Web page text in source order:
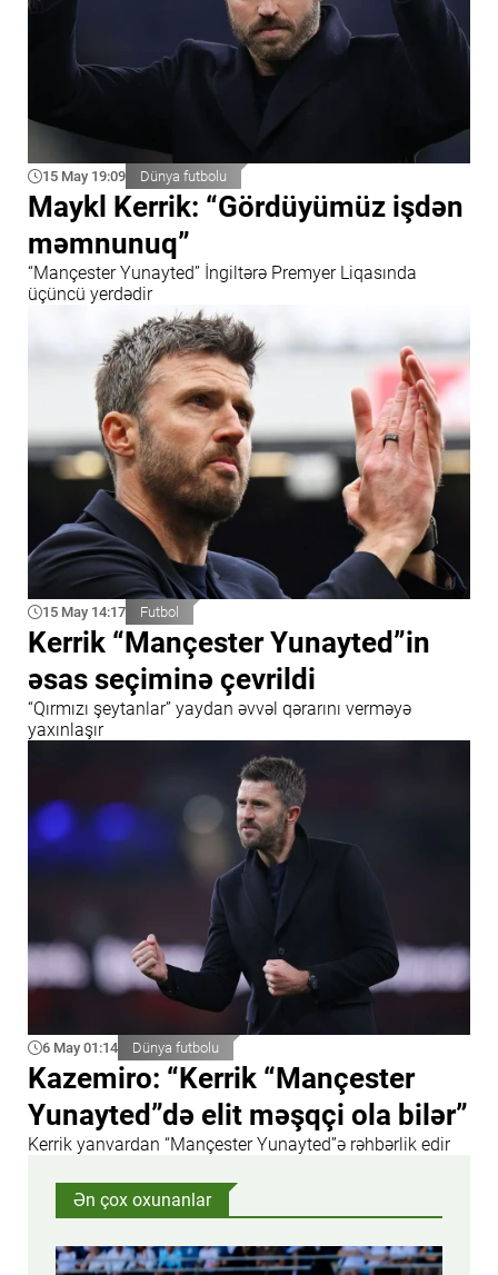
15 May 19:09 Dünya futbolu
Maykl Kerrik: “Gördüyümüz işdən
məmnunuq”
“Mançester Yunayted” İngiltərə Premyer Liqasında
üçüncü yerdədir
15 May 14:17 Futbol
Kerrik “Mançester Yunayted”in
əsas seçiminə çevrildi
“Qırmızı şeytanlar” yaydan əvvəl qərarını verməyə
yaxınlaşır
6 May 01:14 Dünya futbolu
Kazemiro: “Kerrik “Mançester
Yunayted”də elit məşqçi ola bilər”
Kerrik yanvardan “Mançester Yunayted”ə rəhbərlik edir
Ən çox oxunanlar